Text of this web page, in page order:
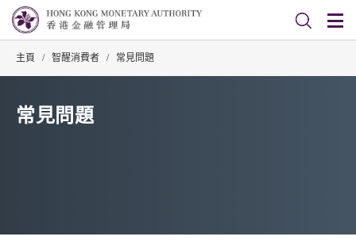
主頁 / 智醒消費者 / 常見問題
常見問題